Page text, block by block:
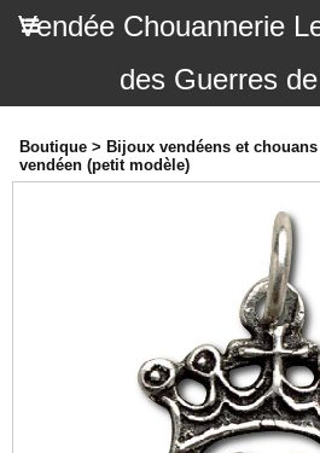
Vendée Chouannerie
des Guerres
Boutique > Bijoux vendéens et chouans
vendéen (petit modèle)